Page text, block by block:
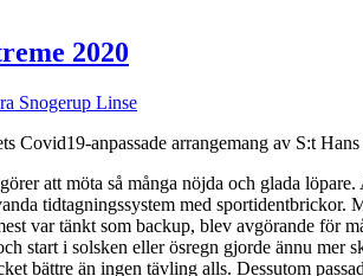
2020
Snogerup Linse
Covid19-anpassade arrangemang av S:t
att möta så många nöjda och glada
tidtagningssystem med
var tänkt som backup, blev avgörande för
start i solsken eller ösregn gjorde ännu
bättre än ingen tävling alls. Dessutom